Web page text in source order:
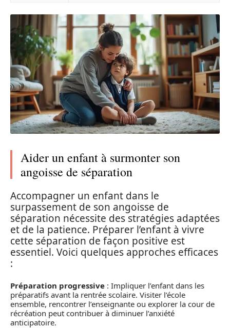
Aider un enfant à surmonter son
angoisse de séparation
Accompagner un enfant dans le
surpassement de son angoisse de
séparation nécessite des stratégies adaptées
et de la patience. Préparer l’enfant à vivre
cette séparation de façon positive est
essentiel. Voici quelques approches efficaces
:
Préparation progressive : Impliquer l’enfant dans les
préparatifs avant la rentrée scolaire. Visiter l’école
ensemble, rencontrer l’enseignante ou explorer la cour de
récréation peut contribuer à diminuer l’anxiété
anticipatoire.